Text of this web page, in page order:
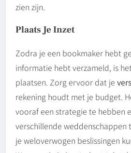
zien zijn.
Plaats Je Inzet
Zodra je een bookmaker hebt
informatie hebt verzameld, is
plaatsen. Zorg ervoor dat je
rekening houdt met je budget.
vooraf een strategie te hebben
verschillende weddenschappen
je weloverwogen beslissingen